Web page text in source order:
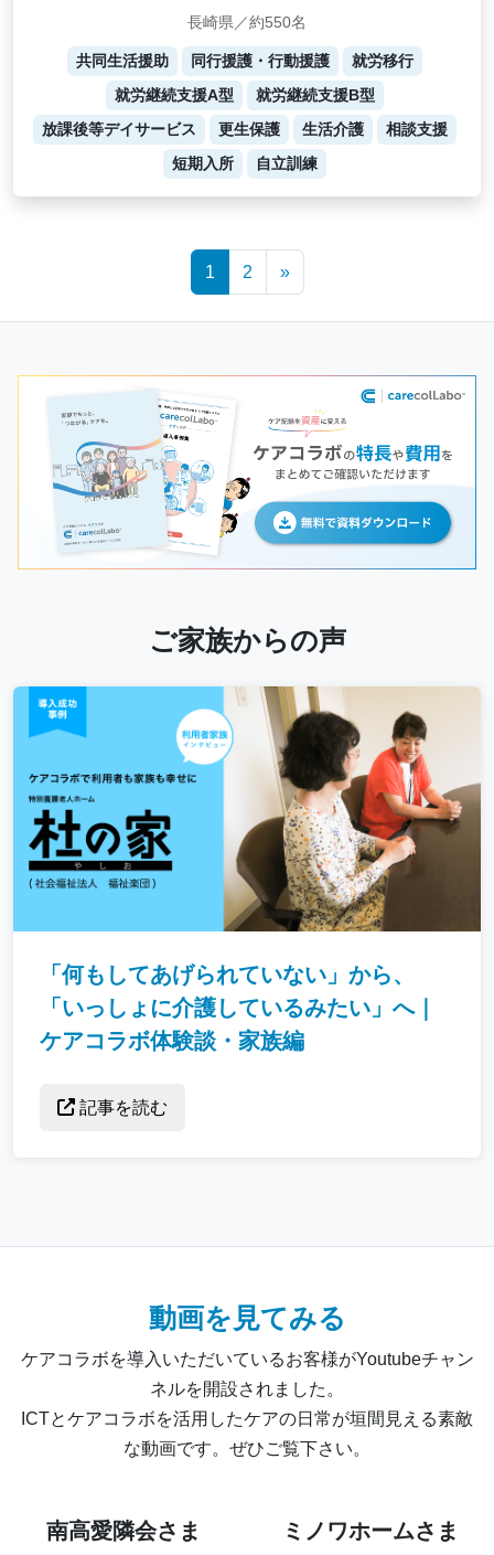
長崎県／約550名
共同生活援助 同行援護・行動援護
就労移行
就労継続支援A型
就労継続支援B型
放課後等デイサービス
更生保護 生活介護
相談支援
短期入所
自立訓練
1 2 »
ご家族からの声
「何もしてあげられていない」から、
「いっしょに介護しているみたい」へ｜
ケアコラボ体験談・家族編
記事を読む
動画を見てみる
ケアコラボを導入いただいているお客様がYoutubeチャン
ネルを開設されました。
ICTとケアコラボを活用したケアの日常が垣間見える素敵
な動画です。ぜひご覧下さい。
南高愛隣会さま ミノワホームさま